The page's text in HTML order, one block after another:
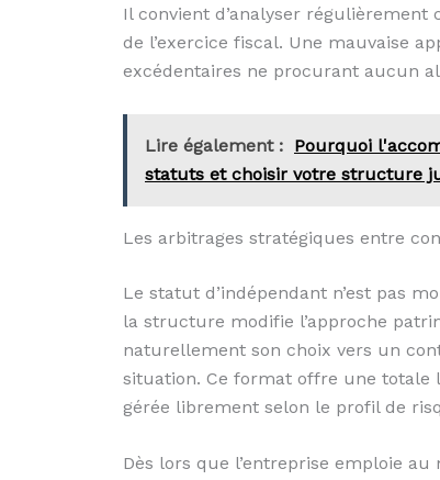
Il convient d’analyser
de l’exercice fiscal. Une mauvaise
excédentaires ne procurant aucun
Lire également : Pourquoi
statuts et choisir votre structure
Les arbitrages stratégiques entre
Le statut d’indépendant n’est pas
la structure modifie l’approche
naturellement son choix vers un
situation. Ce format offre une totale
gérée librement selon le profil de
Dès lors que l’entreprise emploie